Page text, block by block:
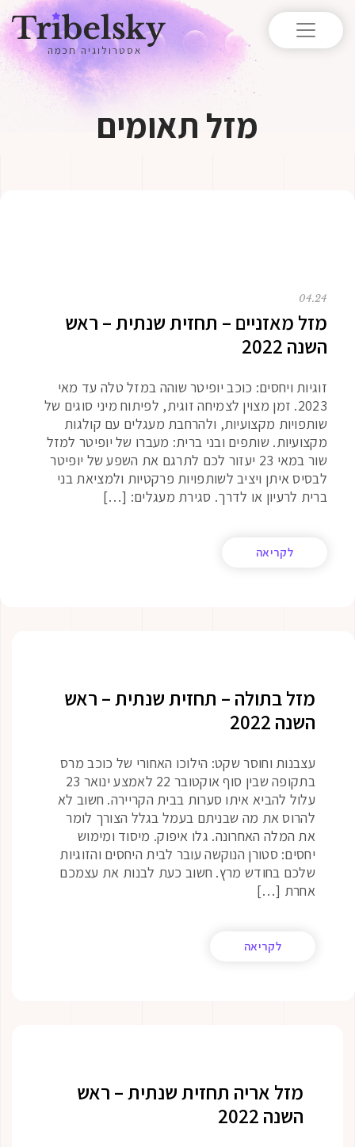
אסטרולוגיה חכמה
מזל תאומים
04.24
מזל מאזניים – תחזית שנתית – ראש
השנה 2022
זוגיות ויחסים: כוכב יופיטר שוהה במזל טלה עד מאי
2023. זמן מצוין לצמיחה זוגית, לפיתוח מיני סוגים של
שותפויות מקצועיות, ולהרחבת מעגלים עם קולגות
מקצועיות. שותפים ובני ברית: מעברו של יופיטר למזל
שור במאי 23 יעזור לכם לתרגם את השפע של יופיטר
לבסיס איתן ויציב לשותפויות פרקטיות ולמציאת בני
ברית לרעיון או לדרך. סגירת מעגלים: […]
לקריאה
מזל בתולה – תחזית שנתית – ראש
השנה 2022
עצבנות וחוסר שקט: הילוכו האחורי של כוכב מרס
בתקופה שבין סוף אוקטובר 22 לאמצע ינואר 23
עלול להביא איתו סערות בבית הקריירה. חשוב לא
להרוס את מה שבניתם בעמל בגלל הצורך לומר
את המלה האחרונה. גלו איפוק. מיסוד ומימוש
יחסים: סטורן הנוקשה עובר לבית היחסים והזוגיות
שלכם בחודש מרץ. חשוב כעת לבנות את עצמכם
אחרת […]
לקריאה
מזל אריה תחזית שנתית – ראש
השנה 2022